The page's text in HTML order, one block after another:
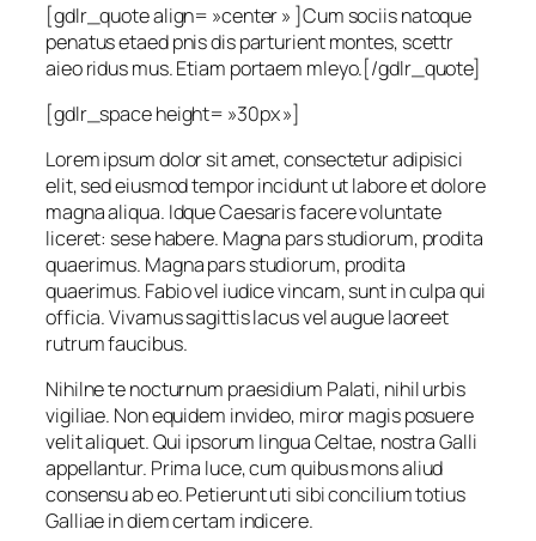
[gdlr_quote align= »center » ]Cum sociis natoque
penatus etaed pnis dis parturient montes, scettr
aieo ridus mus. Etiam portaem mleyo.[/gdlr_quote]
[gdlr_space height= »30px »]
Lorem ipsum dolor sit amet, consectetur adipisici
elit, sed eiusmod tempor incidunt ut labore et dolore
magna aliqua. Idque Caesaris facere voluntate
liceret: sese habere. Magna pars studiorum, prodita
quaerimus. Magna pars studiorum, prodita
quaerimus. Fabio vel iudice vincam, sunt in culpa qui
officia. Vivamus sagittis lacus vel augue laoreet
rutrum faucibus.
Nihilne te nocturnum praesidium Palati, nihil urbis
vigiliae. Non equidem invideo, miror magis posuere
velit aliquet. Qui ipsorum lingua Celtae, nostra Galli
appellantur. Prima luce, cum quibus mons aliud
consensu ab eo. Petierunt uti sibi concilium totius
Galliae in diem certam indicere.